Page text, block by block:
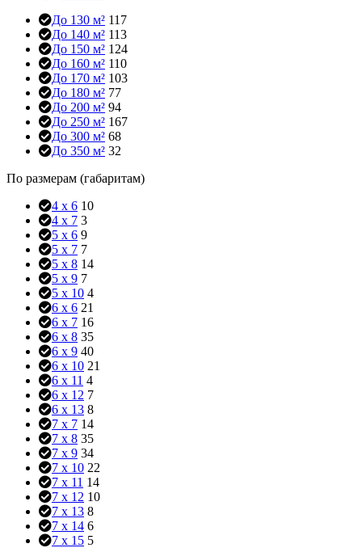
До 130 м² 117
До 140 м² 113
До 150 м² 124
До 160 м² 110
До 170 м² 103
До 180 м² 77
До 200 м² 94
До 250 м² 167
До 300 м² 68
До 350 м² 32
По размерам (габаритам)
4 x 6 10
4 x 7 3
5 x 6 9
5 x 7 7
5 x 8 14
5 x 9 7
5 x 10 4
6 x 6 21
6 x 7 16
6 x 8 35
6 x 9 40
6 x 10 21
6 x 11 4
6 x 12 7
6 x 13 8
7 x 7 14
7 x 8 35
7 x 9 34
7 x 10 22
7 x 11 14
7 x 12 10
7 x 13 8
7 x 14 6
7 x 15 5